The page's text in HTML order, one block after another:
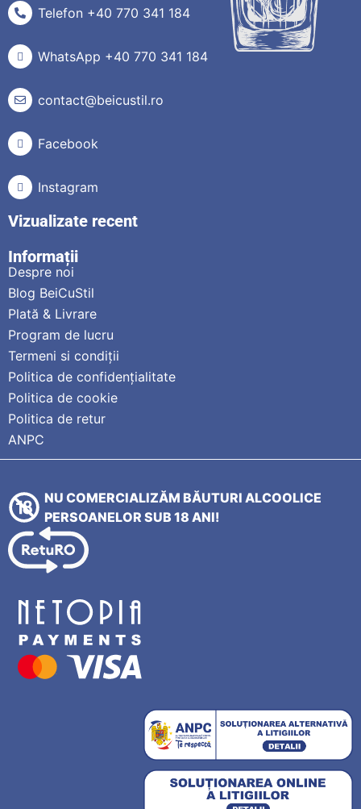
Telefon +40 770 341 184
WhatsApp +40 770 341 184
contact@beicustil.ro
Facebook
Instagram
Vizualizate recent
Informații
Despre noi
Blog BeiCuStil
Plată & Livrare
Program de lucru
Termeni si condiții
Politica de confidențialitate
Politica de cookie
Politica de retur
ANPC
NU COMERCIALIZĂM BĂUTURI ALCOOLICE
PERSOANELOR SUB 18 ANI!